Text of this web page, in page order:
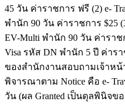
45 วัน ค่าราชการ ฟรี (2) e-
พำนัก 90 วัน ค่าราชการ $25
EV-Multi พำนัก 90 วัน ค่าราช
Visa รหัส DN พำนัก 5 ปี ค่าร
ของสำนักงานสอบถามเจ้าห
พิจารณาตาม Notice คือ e-
วัน (ผล Granted เป็นดุลพินิจข